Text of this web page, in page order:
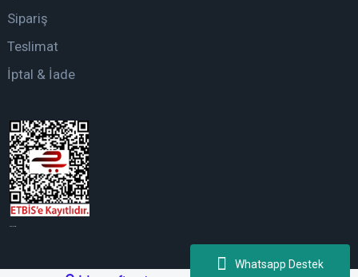
Whatsapp Destek
Sipariş
Teslimat
İptal & İade